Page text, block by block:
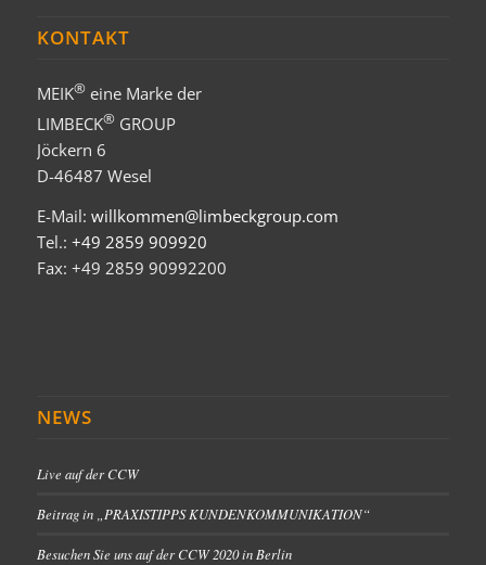
KONTAKT
MEIK®eine Marke der
LIMBECK®GROUP
Jöckern 6
D-46487 Wesel
E-Mail: willkommen@limbeckgroup.com
Tel.: +49 2859 909920
Fax: +49 2859 90992200
NEWS
Live auf der CCW
Beitrag in „PRAXISTIPPS KUNDENKOMMUNIKATION“
Besuchen Sie uns auf der CCW 2020 in Berlin